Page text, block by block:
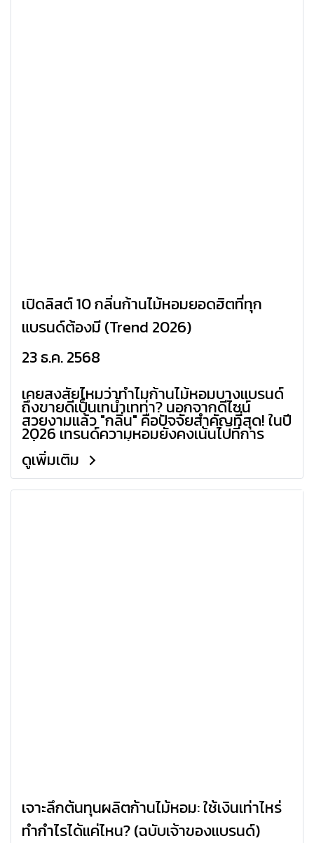
เปิดลิสต์ 10 กลิ่นก้านไม้หอมยอดฮิตที่ทุก
แบรนด์ต้องมี (Trend 2026)
23 ธ.ค. 2568
เคยสงสัยไหมว่าทำไมก้านไม้หอมบางแบรนด์
ถึงขายดีเป็นเทน้ำเทท่า? นอกจากดีไซน์
สวยงามแล้ว "กลิ่น" คือปัจจัยสำคัญที่สุด! ในปี
2026 เทรนด์ความหอมยังคงเน้นไปที่การ
สร้างบรรยากาศผ่อนคลาย, ความหรูหรา และ
ความรู้สึกใกล้ชิดธรรมชาติวันนี้เราจะมาเปิดลิ
สต์ 10 กลิ่นยอดฮิตที่เจ้าของแบรนด์ Diffuser
ไม่ควรพลาด เพื่อเพิ่มยอดขายและสร้างการ
ดูเพิ่มเติม
เจาะลึกต้นทุนผลิตก้านไม้หอม: ใช้เงินเท่าไหร่
ทำกำไรได้แค่ไหน? (ฉบับเจ้าของแบรนด์)